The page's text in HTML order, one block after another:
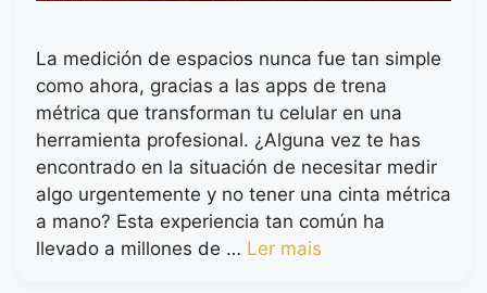
La medición de espacios nunca fue tan simple
como ahora, gracias a las apps de trena
métrica que transforman tu celular en una
herramienta profesional. ¿Alguna vez te has
encontrado en la situación de necesitar medir
algo urgentemente y no tener una cinta métrica
a mano? Esta experiencia tan común ha
llevado a millones de … Ler mais